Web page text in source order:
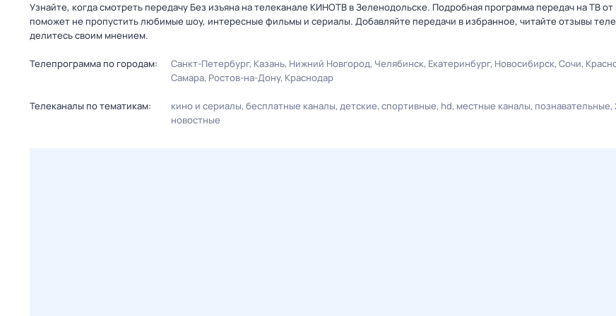
Узнайте, когда смотреть передачу Без изъяна на телеканале КИНОТВ в Зеленодольске. Подробная программа передач на ТВ
поможет не пропустить любимые шоу, интересные фильмы и сериалы. Добавляйте передачи в избранное, читайте отзывы
делитесь своим мнением.
Телепрограмма по городам: Санкт-Петербург Казань Нижний Новгород Челябинск Екатеринбург Новосибирск Сочи
Самара Ростов-на-Дону Краснодар
Телеканалы по тематикам: кино и сериалы бесплатные каналы детские спортивные hd местные каналы познавательные
новостные